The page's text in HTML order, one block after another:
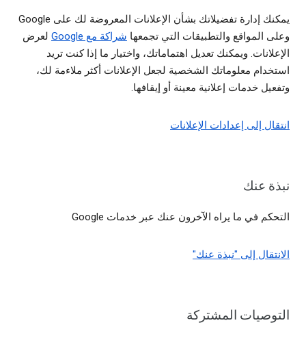
يمكنك إدارة تفضيلاتك بشأن الإعلانات المعروضة لك على Google
وعلى المواقع والتطبيقات التي تجمعها شراكة مع Google
لعرض
الإعلانات. ويمكنك تعديل اهتماماتك، واختيار ما إذا كنت تريد
استخدام معلوماتك الشخصية لجعل الإعلانات أكثر ملاءمة لك،
وتفعيل خدمات إعلانية معينة أو إيقافها.
انتقال إلى إعدادات الإعلانات
نبذة عنك
التحكم في ما يراه الآخرون عنك عبر خدمات Google
الانتقال إلى "نبذة عنك"
التوصيات المشتركة